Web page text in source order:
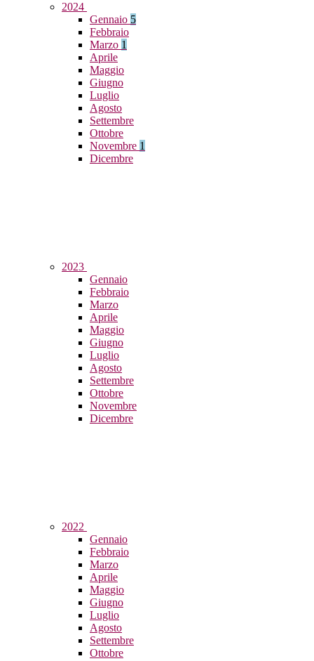
2024
Gennaio 5
Febbraio
Marzo 1
Aprile
Maggio
Giugno
Luglio
Agosto
Settembre
Ottobre
Novembre 1
Dicembre
2023
Gennaio
Febbraio
Marzo
Aprile
Maggio
Giugno
Luglio
Agosto
Settembre
Ottobre
Novembre
Dicembre
2022
Gennaio
Febbraio
Marzo
Aprile
Maggio
Giugno
Luglio
Agosto
Settembre
Ottobre